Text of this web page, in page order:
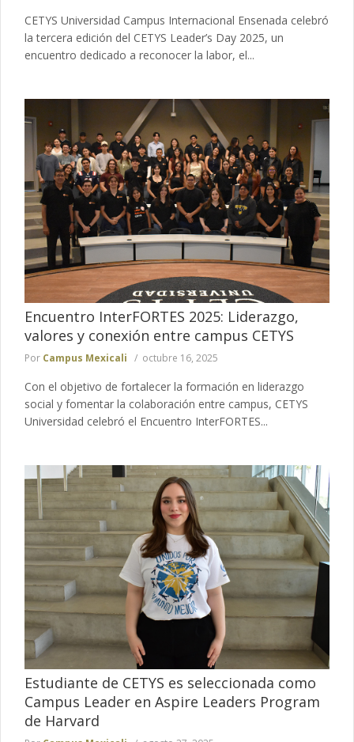
CETYS Universidad Campus Internacional Ensenada celebró
la tercera edición del CETYS Leader’s Day 2025, un
encuentro dedicado a reconocer la labor, el...
Encuentro InterFORTES 2025: Liderazgo,
valores y conexión entre campus CETYS
Por Campus Mexicali octubre 16, 2025
Con el objetivo de fortalecer la formación en liderazgo
social y fomentar la colaboración entre campus, CETYS
Universidad celebró el Encuentro InterFORTES...
Estudiante de CETYS es seleccionada como
Campus Leader en Aspire Leaders Program
de Harvard